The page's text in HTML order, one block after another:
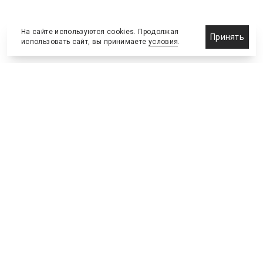
На сайте используются cookies. Продолжая
использовать сайт, вы принимаете условия.
Принять